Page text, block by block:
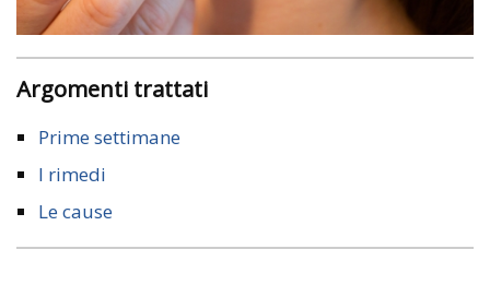
Argomenti trattati
Prime settimane
I rimedi
Le cause